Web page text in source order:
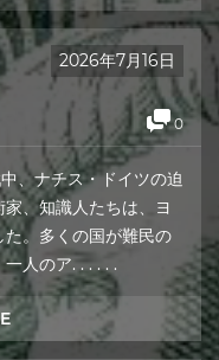
2026年7月16日
0
、ナチス・ドイツの迫
、知識人たちは、ヨ
。多くの国が難民の
人のア. . . . . .